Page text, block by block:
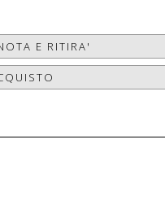
E RITIRA'